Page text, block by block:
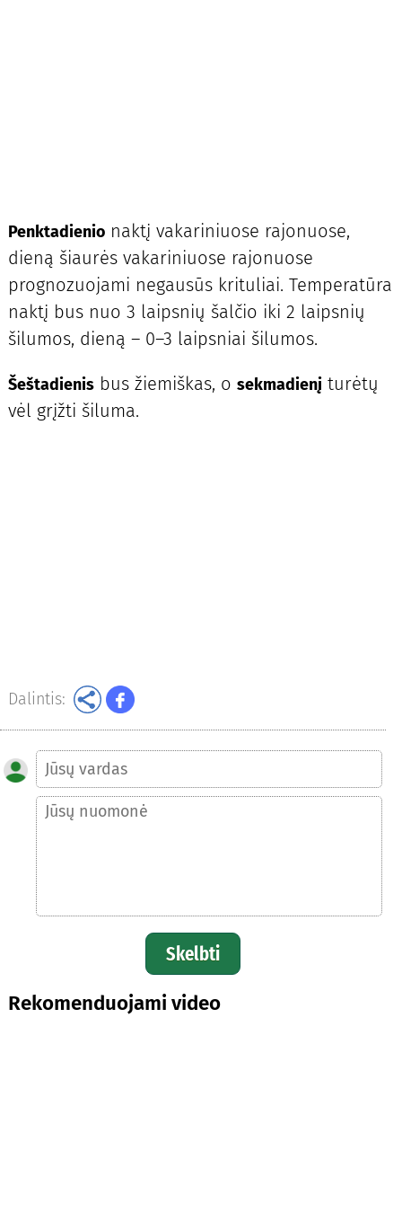
Penktadienionaktį vakariniuose rajonuose,
dieną šiaurės vakariniuose rajonuose
prognozuojami negausūs krituliai. Temperatūra
naktį bus nuo 3 laipsnių šalčio iki 2 laipsnių
šilumos, dieną – 0–3 laipsniai šilumos.
Šeštadienisbus žiemiškas, o sekmadienįturėtų
vėl grįžti šiluma.
Dalintis:
Skelbti
Rekomenduojami video